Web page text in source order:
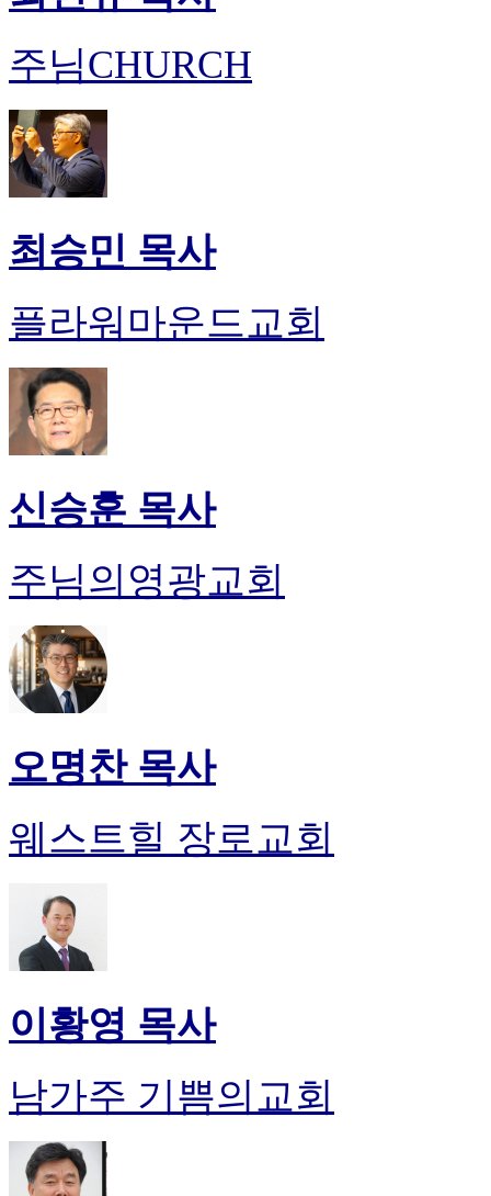
주님CHURCH
최승민 목사
플라워마운드교회
신승훈 목사
주님의영광교회
오명찬 목사
웨스트힐 장로교회
이황영 목사
남가주 기쁨의교회